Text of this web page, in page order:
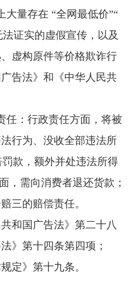
大量存在 “全网最低价”“
证实的虚假宣传，以及
虚构原件等价格欺诈行
告法》和《中华人民共
任：行政责任方面，将被
行为、没收全部违法所
款，额外并处违法所得
，需向消费者退还货款；
三的赔偿责任。
和国广告法》第二十八
》第十四条第四项；
定》第十九条。